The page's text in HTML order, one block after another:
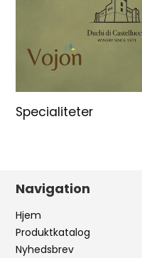
Specialiteter
Navigation
Hjem
Produktkatalog
Nyhedsbrev